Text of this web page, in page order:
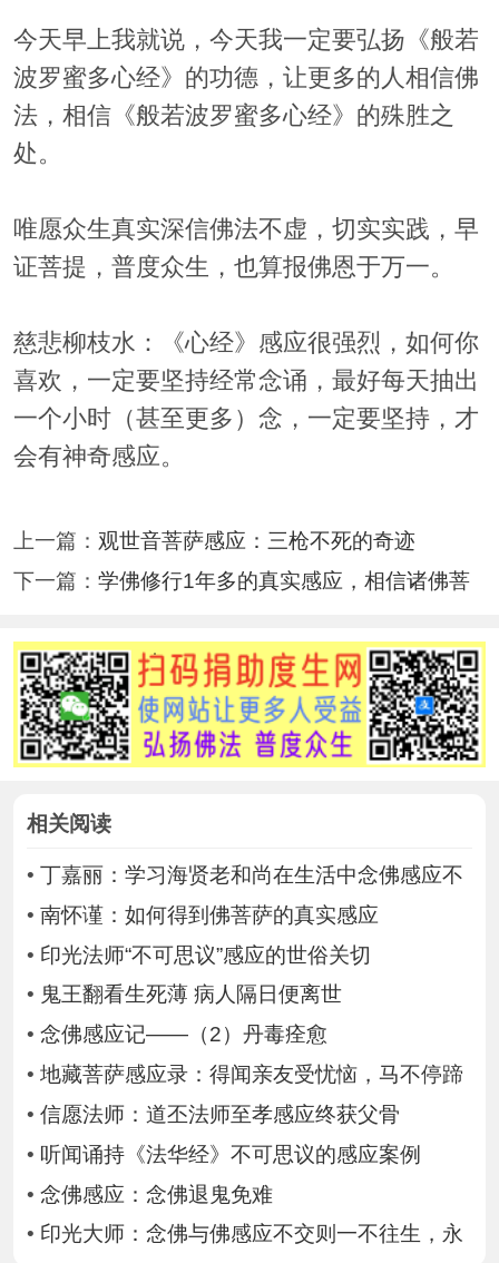
今天早上我就说，今天我一定要弘扬《般若
波罗蜜多心经》的功德，让更多的人相信佛
法，相信《般若波罗蜜多心经》的殊胜之
处。
唯愿众生真实深信佛法不虚，切实实践，早
证菩提，普度众生，也算报佛恩于万一。
慈悲柳枝水：《心经》感应很强烈，如何你
喜欢，一定要坚持经常念诵，最好每天抽出
一个小时（甚至更多）念，一定要坚持，才
会有神奇感应。
上一篇： 观世音菩萨感应：三枪不死的奇迹
下一篇： 学佛修行1年多的真实感应，相信诸佛菩
相关阅读
• 丁嘉丽：学习海贤老和尚在生活中念佛感应不
• 南怀谨：如何得到佛菩萨的真实感应
• 印光法师“不可思议”感应的世俗关切
• 鬼王翻看生死薄 病人隔日便离世
• 念佛感应记——（2）丹毒痊愈
• 地藏菩萨感应录：得闻亲友受忧恼，马不停蹄
• 信愿法师：道丕法师至孝感应终获父骨
• 听闻诵持《法华经》不可思议的感应案例
• 念佛感应：念佛退鬼免难
• 印光大师：念佛与佛感应不交则一不往生，永